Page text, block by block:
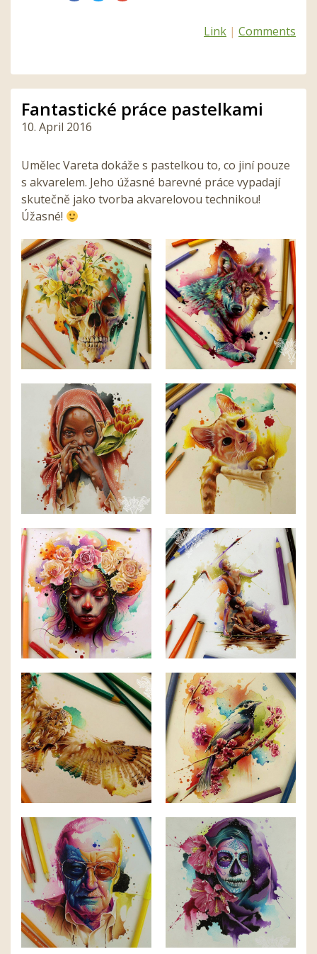
Link | Comments
Fantastické práce pastelkami
10. April 2016
Umělec Vareta dokáže s pastelkou to, co jiní pouze
s akvarelem. Jeho úžasné barevné práce vypadají
skutečně jako tvorba akvarelovou technikou!
Úžasné!